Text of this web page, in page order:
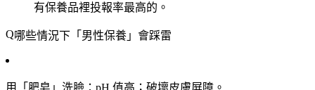
有保養品裡投報率最高的。
哪些情況下「男性保養」會踩雷